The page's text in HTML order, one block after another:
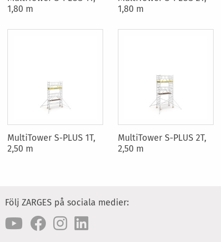
1,80 m
1,80 m
MultiTower S-PLUS 1T,
2,50 m
MultiTower S-PLUS 2T,
2,50 m
Följ ZARGES på sociala medier: